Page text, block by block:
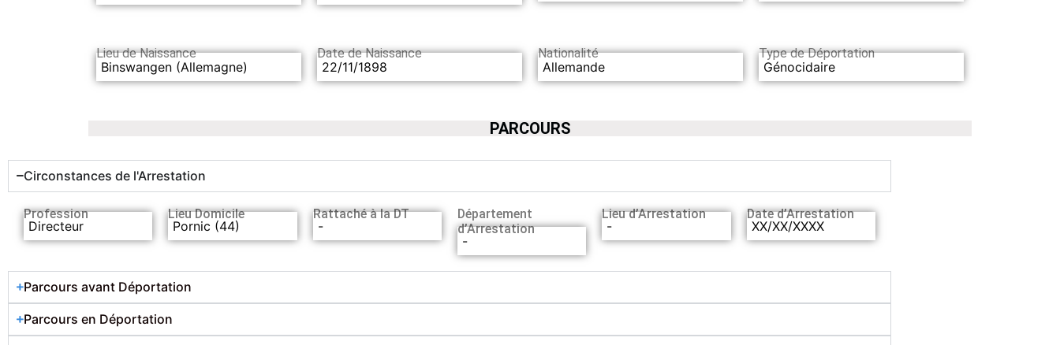
Lieu de Naissance
Binswangen (Allemagne)
Date de Naissance
22/11/1898
Nationalité
Allemande
Type de Déportation
Génocidaire
PARCOURS
Circonstances de l'Arrestation
Profession
Directeur
Lieu Domicile
Pornic (44)
Rattaché à la DT
-
Département
d’Arrestation
-
Lieu d’Arrestation
-
Date d’Arrestation
XX/XX/XXXX
Parcours avant Déportation
Parcours en Déportation